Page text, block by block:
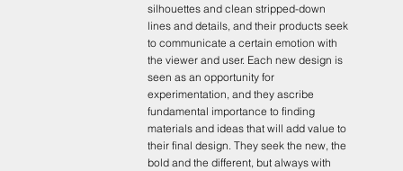
silhouettes and clean stripped-down
lines and details, and their products seek
to communicate a certain emotion with
the viewer and user. Each new design is
seen as an opportunity for
experimentation, and they ascribe
fundamental importance to finding
materials and ideas that will add value to
their final design. They seek the new, the
bold and the different, but always with